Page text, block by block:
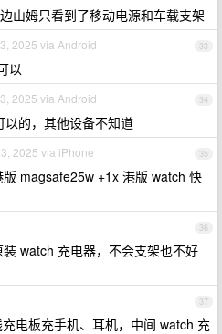
山姆只看到了移动电源和车载支架
33
2025 via Android
以
34
2025 via Android
以的，其他设备不知道
35
2025 via iPhone
magsafe25w +1x 港版 watch 快
36
watch 充电器，不会支架也不好
37
电板充手机、耳机，中间 watch 充